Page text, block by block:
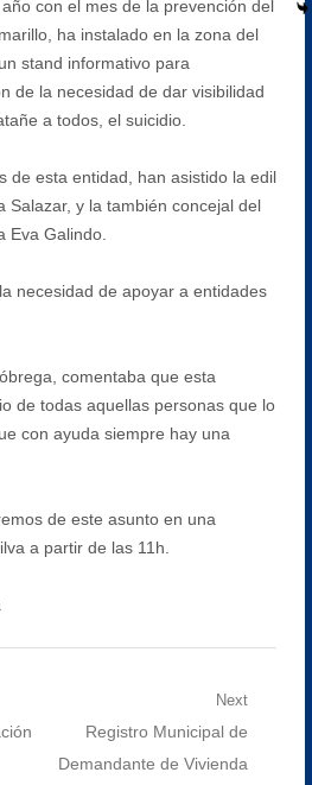
con el mes de la prevención del
ha instalado en la zona del
stand informativo para
de la necesidad de dar visibilidad
a todos, el suicidio.
de esta entidad, han asistido la edil
Salazar, y la también concejal del
Eva Galindo.
necesidad de apoyar a entidades
comentaba que esta
de todas aquellas personas que lo
con ayuda siempre hay una
de este asunto en una
a partir de las 11h.
Next
Next
post:
Registro Municipal de
Demandante de Vivienda